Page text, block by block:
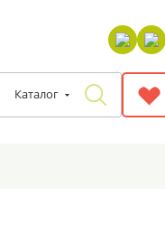
Каталог